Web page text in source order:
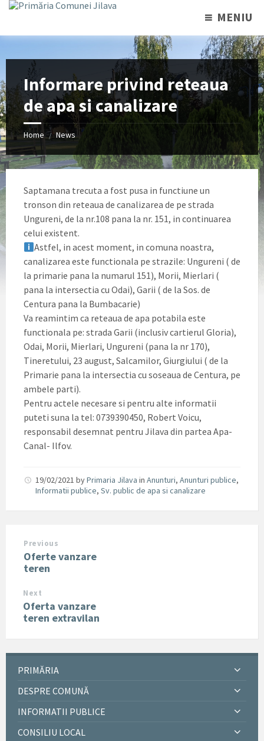
MENIU
Informare privind reteaua
de apa si canalizare
Home / News
Saptamana trecuta a fost pusa in functiune un
tronson din reteaua de canalizarea de pe strada
Ungureni, de la nr.108 pana la nr. 151, in continuarea
celui existent.
Astfel, in acest moment, in comuna noastra,
canalizarea este functionala pe strazile: Ungureni ( de
la primarie pana la numarul 151), Morii, Mierlari (
pana la intersectia cu Odai), Garii ( de la Sos. de
Centura pana la Bumbacarie)
Va reamintim ca reteaua de apa potabila este
functionala pe: strada Garii (inclusiv cartierul Gloria),
Odai, Morii, Mierlari, Ungureni (pana la nr 170),
Tineretului, 23 august, Salcamilor, Giurgiului ( de la
Primarie pana la intersectia cu soseaua de Centura, pe
ambele parti).
Pentru actele necesare si pentru alte informatii
puteti suna la tel: 0739390450, Robert Voicu,
responsabil desemnat pentru Jilava din partea Apa-
Canal- Ilfov.
19/02/2021 byPrimaria Jilava in Anunturi, Anunturi publice,
Informatii publice, Sv. public de apa si canalizare
Previous
Oferte vanzare
teren
Next
Oferta vanzare
teren extravilan
PRIMĂRIA
DESPRE COMUNĂ
INFORMATII PUBLICE
CONSILIU LOCAL